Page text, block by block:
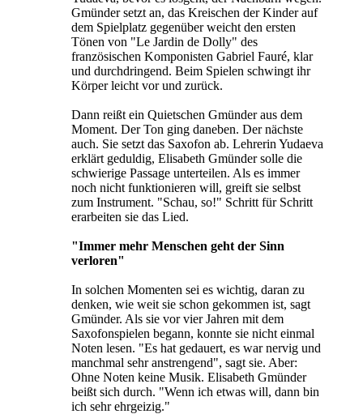
Gmünder setzt an, das Kreischen der Kinder auf
dem Spielplatz gegenüber weicht den ersten
Tönen von "Le Jardin de Dolly" des
französischen Komponisten Gabriel Fauré, klar
und durchdringend. Beim Spielen schwingt ihr
Körper leicht vor und zurück.
Dann reißt ein Quietschen Gmünder aus dem
Moment. Der Ton ging daneben. Der nächste
auch. Sie setzt das Saxofon ab. Lehrerin Yudaeva
erklärt geduldig, Elisabeth Gmünder solle die
schwierige Passage unterteilen. Als es immer
noch nicht funktionieren will, greift sie selbst
zum Instrument. "Schau, so!" Schritt für Schritt
erarbeiten sie das Lied.
"Immer mehr Menschen geht der Sinn
verloren"
In solchen Momenten sei es wichtig, daran zu
denken, wie weit sie schon gekommen ist, sagt
Gmünder. Als sie vor vier Jahren mit dem
Saxofonspielen begann, konnte sie nicht einmal
Noten lesen. "Es hat gedauert, es war nervig und
manchmal sehr anstrengend", sagt sie. Aber:
Ohne Noten keine Musik. Elisabeth Gmünder
beißt sich durch. "Wenn ich etwas will, dann bin
ich sehr ehrgeizig."